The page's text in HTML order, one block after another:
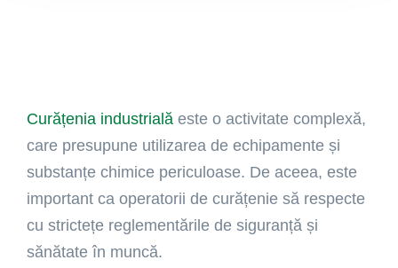
Curățenia industrială este o activitate complexă,
care presupune utilizarea de echipamente și
substanțe chimice periculoase. De aceea, este
important ca operatorii de curățenie să respecte
cu strictețe reglementările de siguranță și
sănătate în muncă.